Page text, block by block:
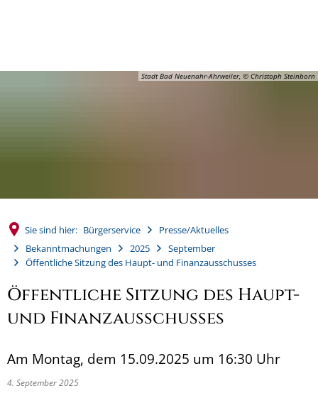
Stadt Bad Neuenahr-Ahrweiler, © Christoph Steinborn
Sie sind hier: Bürgerservice
Presse/Aktuelles
Bekanntmachungen
2025
September
Öffentliche Sitzung des Haupt- und Finanzausschusses
Öffentliche Sitzung des Haupt-
und Finanzausschusses
Am Montag, dem 15.09.2025 um 16:30 Uhr
4. September 2025